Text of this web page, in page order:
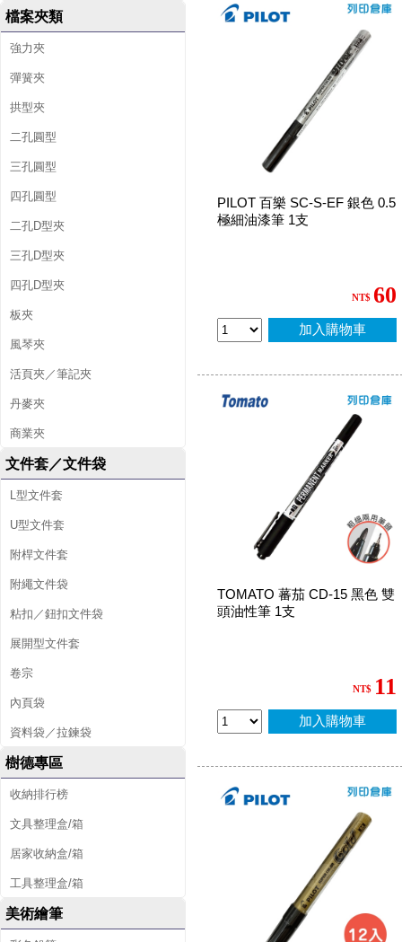
檔案夾類
強力夾
彈簧夾
拱型夾
二孔圓型
三孔圓型
四孔圓型
二孔D型夾
三孔D型夾
四孔D型夾
板夾
風琴夾
活頁夾／筆記夾
丹麥夾
商業夾
文件套／文件袋
L型文件套
U型文件套
附桿文件套
附繩文件袋
粘扣／鈕扣文件袋
展開型文件套
卷宗
內頁袋
資料袋／拉鍊袋
樹德專區
收納排行榜
文具整理盒/箱
居家收納盒/箱
工具整理盒/箱
美術繪筆
PILOT 百樂 SC-S-EF 銀色 0.5
極細油漆筆 1支
NT$ 60
加入購物車
TOMATO 蕃茄 CD-15 黑色 雙
頭油性筆 1支
NT$ 11
加入購物車